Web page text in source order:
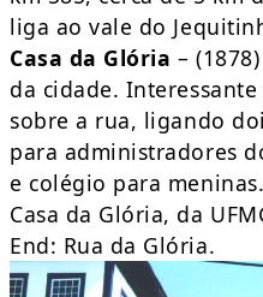
liga ao vale do
Casa da Glória –
da cidade.
sobre a rua, ligando
para administradores
e colégio para
Casa da Glória, da
End: Rua da Glória.